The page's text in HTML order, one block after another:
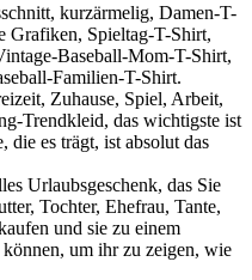
kurzärmelig, Damen-T-
Grafiken, Spieltag-T-Shirt,
Baseball-Mom-T-Shirt,
Familien-T-Shirt.
Zuhause, Spiel, Arbeit,
Trendkleid, das wichtigste ist
die es trägt, ist absolut das
Urlaubsgeschenk, das Sie
Tochter, Ehefrau, Tante,
und sie zu einem
um ihr zu zeigen, wie